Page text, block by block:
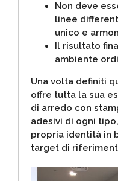
Non deve
linee
unico e
Il risultato
ambiente
Una volta definiti
offre tutta la sua
di arredo con
adesivi di ogni
propria identità in
target di